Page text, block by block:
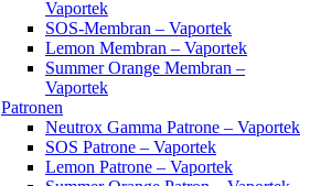
Vaportek
SOS-Membran – Vaportek
Lemon Membran – Vaportek
Summer Orange Membran –
Vaportek
Patronen
Neutrox Gamma Patrone – Vaportek
SOS Patrone – Vaportek
Lemon Patrone – Vaportek